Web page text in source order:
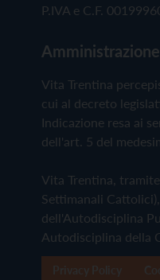
P.IVA e C.F.
Vita Trentina
cui al decreto
Indicazione resa ai
dell'art. 5 del
Vita Trentina,
Settimanali
dell'Autodisciplina
Autodisciplina della